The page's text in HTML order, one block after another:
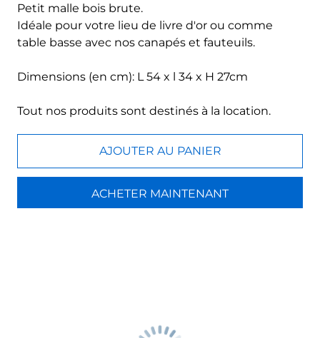
Petit malle bois brute.
Idéale pour votre lieu de livre d'or ou comme
table basse avec nos canapés et fauteuils.
Dimensions (en cm): L 54 x l 34 x H 27cm
Tout nos produits sont destinés à la location.
AJOUTER AU PANIER
ACHETER MAINTENANT